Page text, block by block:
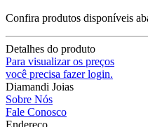
Confira produtos disponíveis
Detalhes do produto
Para visualizar os preços
você precisa fazer login.
Diamandi Joias
Sobre Nós
Fale Conosco
Endereço